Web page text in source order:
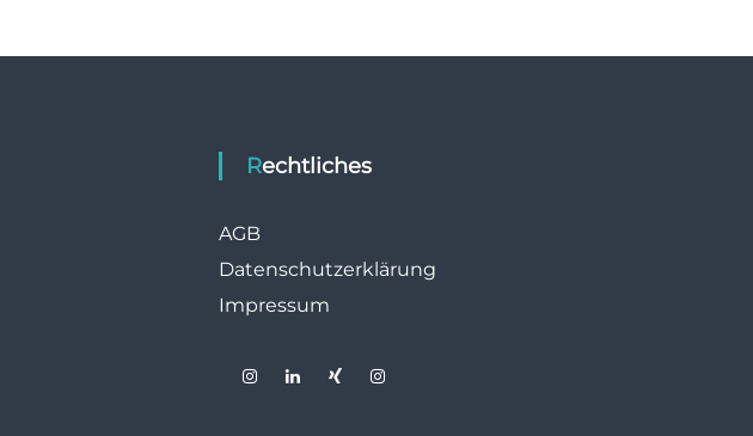
Rechtliches
AGB
Datenschutzerklärung
Impressum